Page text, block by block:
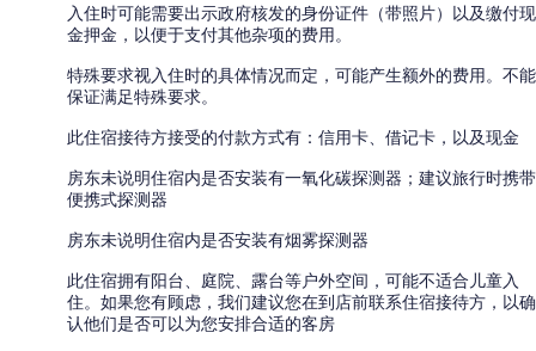
入住时可能需要出示政府核发的身份证件（带照片）以及缴付现
金押金，以便于支付其他杂项的费用。
特殊要求视入住时的具体情况而定，可能产生额外的费用。不能
保证满足特殊要求。
此住宿接待方接受的付款方式有：信用卡、借记卡，以及现金
房东未说明住宿内是否安装有一氧化碳探测器；建议旅行时携带
便携式探测器
房东未说明住宿内是否安装有烟雾探测器
此住宿拥有阳台、庭院、露台等户外空间，可能不适合儿童入
住。如果您有顾虑，我们建议您在到店前联系住宿接待方，以确
认他们是否可以为您安排合适的客房